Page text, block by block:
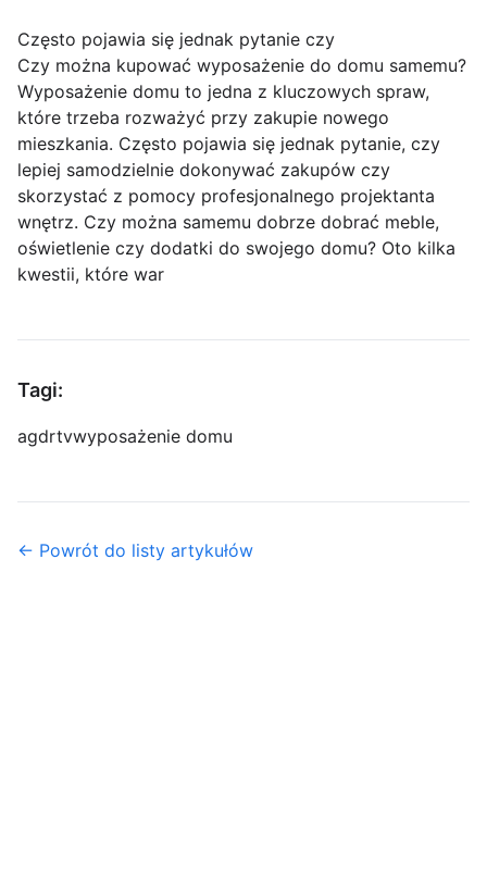
Często pojawia się jednak pytanie czy
Czy można kupować wyposażenie do domu samemu?
Wyposażenie domu to jedna z kluczowych spraw,
które trzeba rozważyć przy zakupie nowego
mieszkania. Często pojawia się jednak pytanie, czy
lepiej samodzielnie dokonywać zakupów czy
skorzystać z pomocy profesjonalnego projektanta
wnętrz. Czy można samemu dobrze dobrać meble,
oświetlenie czy dodatki do swojego domu? Oto kilka
kwestii, które war
Tagi:
agdrtvwyposażenie domu
← Powrót do listy artykułów